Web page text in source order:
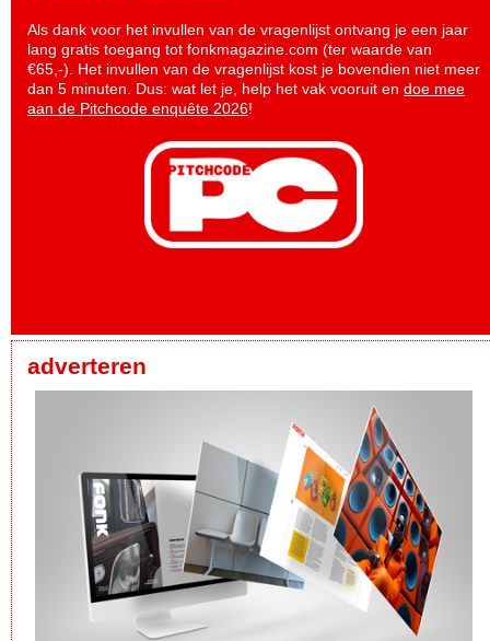
Als dank voor het invullen van de vragenlijst ontvang je een jaar
lang gratis toegang tot fonkmagazine.com (ter waarde van
€65,-). Het invullen van de vragenlijst kost je bovendien niet meer
dan 5 minuten. Dus: wat let je, help het vak vooruit en doe mee
aan de Pitchcode enquête 2026!
adverteren